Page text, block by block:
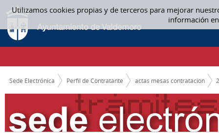
Utilizamos cookies propias y de terceros para mejorar
información
Saltar al contenido
ABRIL - ACTAS MESAS CONTRATACION
CAMINO DE MIGAS
Sede Electrónica Perfil de Contratante actas mesas contratacion